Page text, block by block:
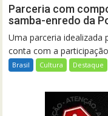
Parceria com
samba-enredo da
Uma parceria
conta com a
Brasil Cultura Destaque